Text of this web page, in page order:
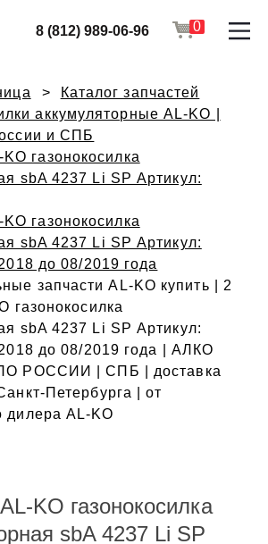
8 (812) 989-06-96 0
Каталог запчастей
аккумуляторные AL-KO |
и СПБ
газонокосилка
sbA 4237 Li SP Артикул:
газонокосилка
sbA 4237 Li SP Артикул:
до 08/2019 года
запчасти AL-KO купить | 2
газонокосилка
sbA 4237 Li SP Артикул:
до 08/2019 года | АЛКО
РОССИИ | СПБ | доставка
Петербурга | от
дилера AL-KO
KO газонокосилка
sbA 4237 Li SP